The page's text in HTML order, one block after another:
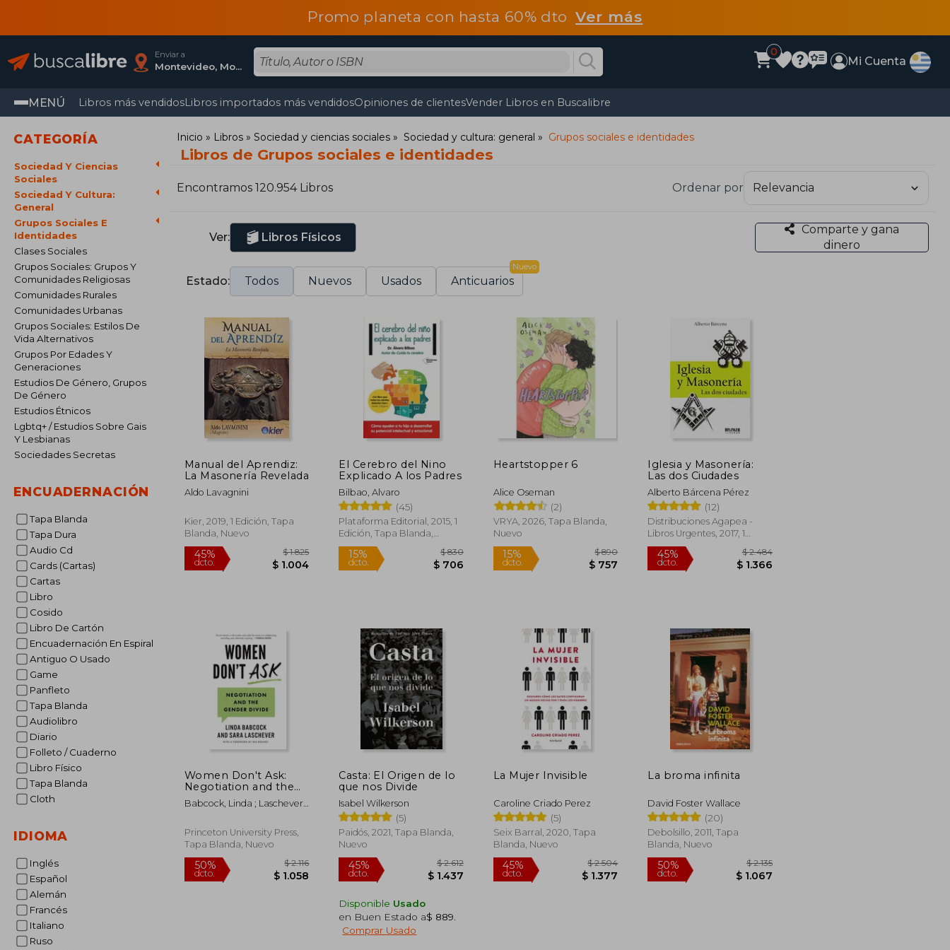
Promo planeta con hasta 60% dtoVer más
Enviar a
Montevideo, Montevideo
0
Mi Cuenta
MENÚ Libros más vendidosLibros importados más vendidosOpiniones de clientesVender Libros en Buscalibre
CATEGORÍA
Sociedad Y Ciencias
Sociales
Sociedad Y Cultura:
General
Grupos Sociales E
Identidades
Clases Sociales
Grupos Sociales: Grupos Y
Comunidades Religiosas
Comunidades Rurales
Comunidades Urbanas
Grupos Sociales: Estilos De
Vida Alternativos
Grupos Por Edades Y
Generaciones
Estudios De Género, Grupos
De Género
Estudios Étnicos
Lgbtq+ / Estudios Sobre Gais
Y Lesbianas
Sociedades Secretas
ENCUADERNACIÓN
Tapa Blanda
Tapa Dura
Audio Cd
Cards (Cartas)
Cartas
Libro
Cosido
Libro De Cartón
Encuadernación En Espiral
Antiguo O Usado
Game
Panfleto
Tapa Blanda
Audiolibro
Diario
Folleto / Cuaderno
Libro Físico
Tapa Blanda
Cloth
IDIOMA
Inglés
Español
Alemán
Francés
Italiano
Ruso
Inicio Libros Sociedad y ciencias sociales Sociedad y cultura: general Grupos sociales e identidades
Libros de Grupos sociales e identidades
Encontramos 120.954 Libros Ordenar por
Ver: Libros Físicos
Comparte y gana
dinero
Estado: Todos Nuevos Usados Anticuarios
Nuevo
Manual del Aprendiz:
La Masonería Revelada
Aldo Lavagnini
Kier, 2019, 1 Edición, Tapa
Blanda, Nuevo
El Cerebro del Nino
Explicado A los Padres
Bilbao, Alvaro
(45)
Plataforma Editorial, 2015, 1
Edición, Tapa Blanda,
Nuevo
Heartstopper 6
Alice Oseman
(2)
VRYA, 2026, Tapa Blanda,
Nuevo
$ 757
Iglesia y Masonería:
Las dos Ciudades
Alberto Bárcena Pérez
(12)
Distribuciones Agapea -
Libros Urgentes, 2017, 1
Edición, Tapa Blanda,
Nuevo
Women Don't Ask:
Negotiation and the
Gender Divide (en
Inglés)
Babcock, Linda ; Laschever,
Princeton University Press,
Tapa Blanda, Nuevo
Casta: El Origen de lo
que nos Divide
Isabel Wilkerson
(5)
Paidós, 2021, Tapa Blanda,
Nuevo
Disponible Usado
en Buen Estado a$ 889
Comprar Usado
La Mujer Invisible
Caroline Criado Perez
(5)
Seix Barral, 2020, Tapa
Blanda, Nuevo
La broma infinita
David Foster Wallace
(20)
Debolsillo, 2011, Tapa
Blanda, Nuevo